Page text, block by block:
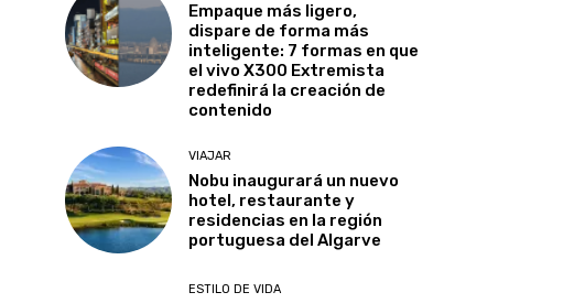
Empaque más ligero,
dispare de forma más
inteligente: 7 formas en que
el vivo X300 Extremista
redefinirá la creación de
contenido
VIAJAR
Nobu inaugurará un nuevo
hotel, restaurante y
residencias en la región
portuguesa del Algarve
ESTILO DE VIDA